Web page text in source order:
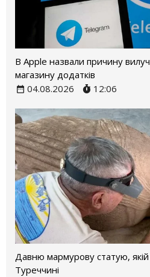
В Apple назвали причину
магазину додатків
04.08.2026
12:06
Давню мармурову статую,
Туреччині